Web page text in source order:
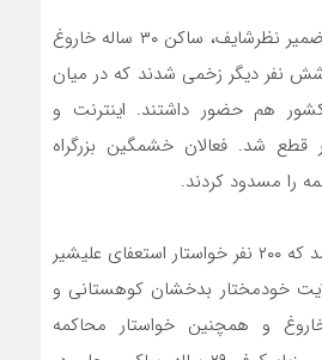
در نتیجه این درگیری، ضمیر نظرشایف، ساکن ۳۰ ساله خاروغ
دیگر زخمی شدند که در میان
کشور هم حضور داشتند. اینترنت و
قطع شد. فعالان خشمگین بزرگراه
را مسدود کردند.
اعتراض‌ها زمانی آغاز شد که ۲۰۰ نفر خواستار استعفای علیشیر
خودمختار بدخشان کوهستانی و
و همچنین خواستار محاکمه